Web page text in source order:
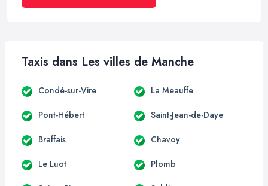
Taxis dans Les villes de Manche
Condé-sur-Vire La Meauffe
Pont-Hébert Saint-Jean-de-Daye
Braffais Chavoy
Le Luot Plomb